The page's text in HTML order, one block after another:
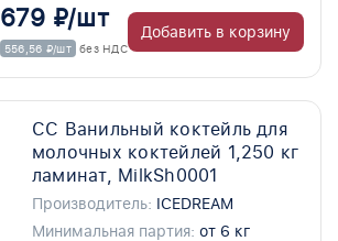
679 ₽/шт
556,56 ₽/шт без НДС
Добавить в корзину
СС Ванильный коктейль для
молочных коктейлей 1,250 кг
ламинат, MilkSh0001
Производитель: ICEDREAM
Минимальная партия: от 6 кг